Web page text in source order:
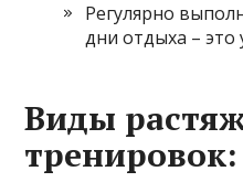
Регулярно
дни отдыха – это
Виды